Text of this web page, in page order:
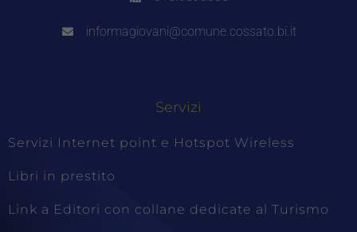
informagiovani@comune.cossato.bi.it
Servizi
Servizi Internet point e Hotspot Wireless
Libri in prestito
Link a Editori con collane dedicate al Turismo